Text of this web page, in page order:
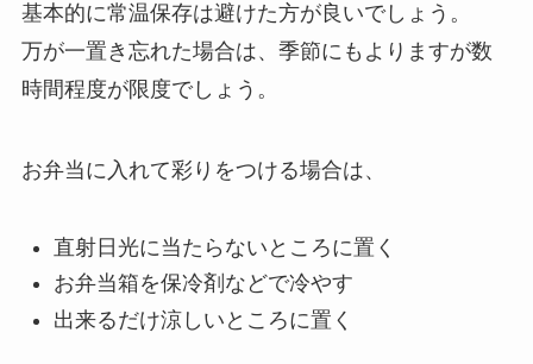
基本的に常温保存は避けた方が良いでしょう。
万が一置き忘れた場合は、季節にもよりますが数
時間程度が限度でしょう。
お弁当に入れて彩りをつける場合は、
直射日光に当たらないところに置く
お弁当箱を保冷剤などで冷やす
出来るだけ涼しいところに置く